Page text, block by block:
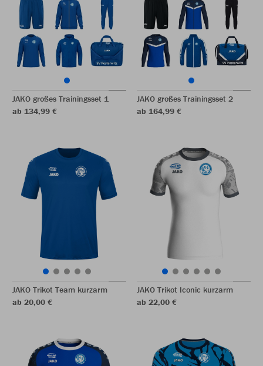
JAKO großes Trainingsset 1
ab 134,99 €
JAKO großes Trainingsset 2
ab 164,99 €
JAKO Trikot Team kurzarm
ab 20,00 €
JAKO Trikot Iconic kurzarm
ab 22,00 €